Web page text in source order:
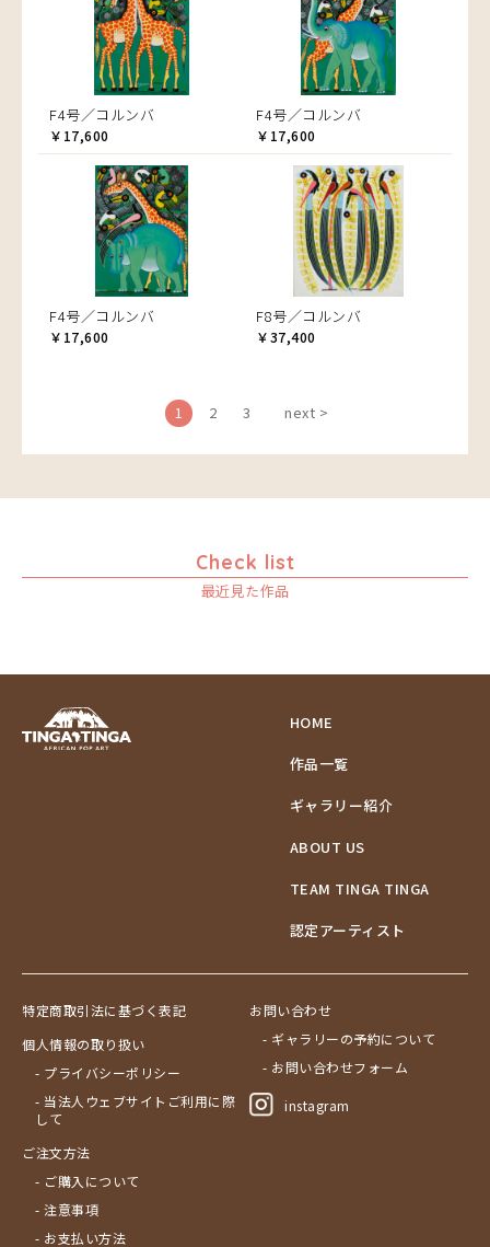
F4号／コルンバ
￥17,600
F4号／コルンバ
￥17,600
F4号／コルンバ
￥17,600
F8号／コルンバ
￥37,400
1 2 3 next >
Check list
最近見た作品
HOME
作品一覧
ギャラリー紹介
ABOUT US
TEAM TINGA TINGA
認定アーティスト
特定商取引法に基づく表記
個人情報の取り扱い
- プライバシーポリシー
- 当法人ウェブサイトご利用に際
して
ご注文方法
- ご購入について
- 注意事項
- お支払い方法
お問い合わせ
- ギャラリーの予約について
- お問い合わせフォーム
instagram